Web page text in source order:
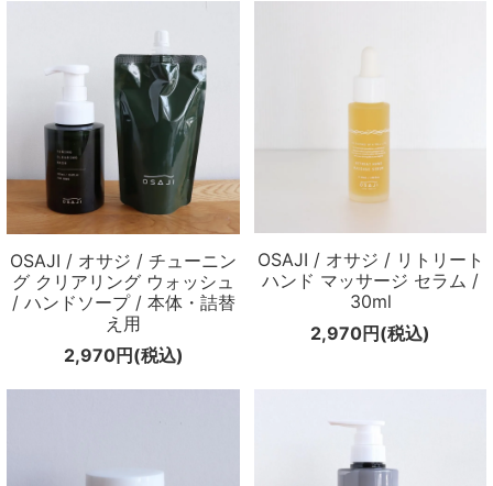
OSAJI / オサジ / チューニン
グ クリアリング ウォッシュ
/ ハンドソープ / 本体・詰替
え用
2,970円(税込)
OSAJI / オサジ / リトリート
ハンド マッサージ セラム /
30ml
2,970円(税込)